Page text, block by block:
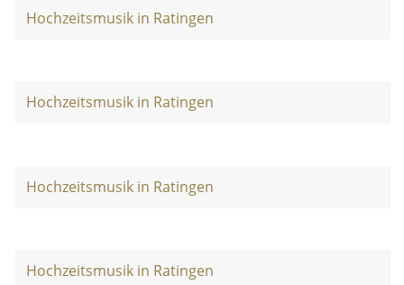
Hochzeitsmusik in Ratingen
Hochzeitsmusik in Ratingen
Hochzeitsmusik in Ratingen
Hochzeitsmusik in Ratingen